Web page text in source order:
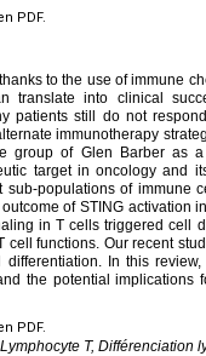
PDF.
to the use of immune
translate into clinical
patients still do not
immunotherapy
group of Glen Barber as
target in oncology and
populations of immune
of STING activation
in T cells triggered cell
cell functions. Our recent
In this
the potential implications
PDF.
T, Différenciation